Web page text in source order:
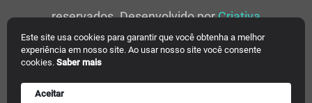
Este site usa cookies para garantir que você obtenha a melhor
experiência em nosso site. Ao usar nosso site você consente
cookies. Saber mais
Aceitar
reservados. Desenvolvido porCriativa
Soluções Web.